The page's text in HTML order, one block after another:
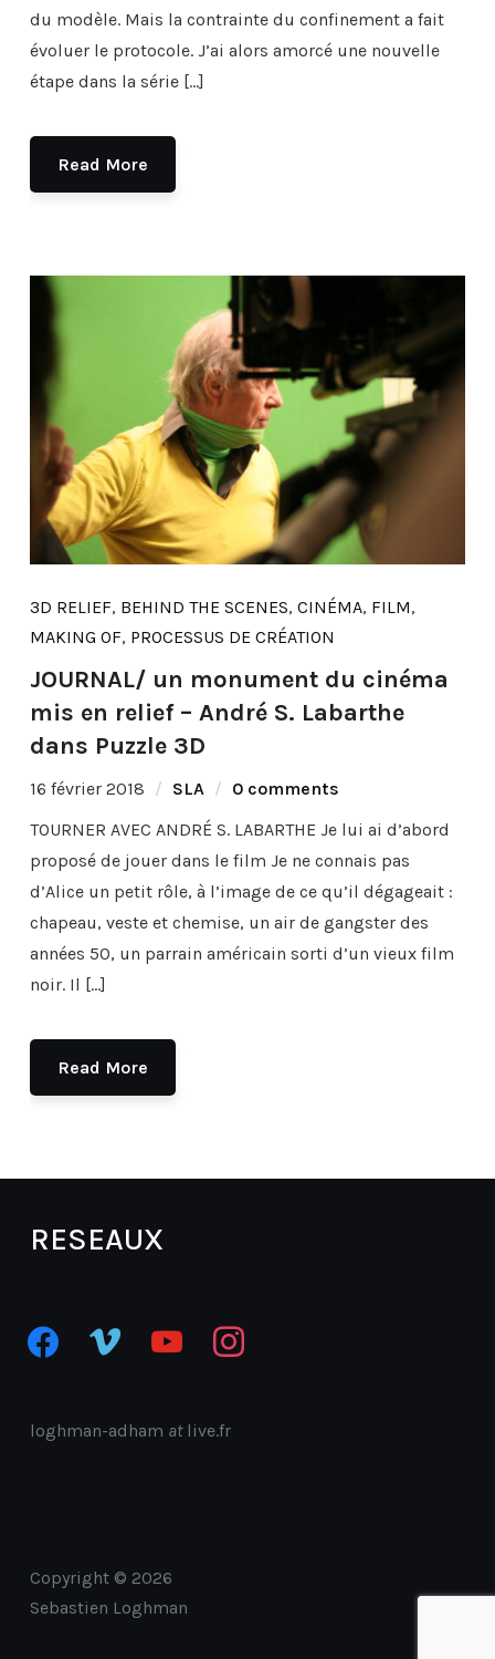
du modèle. Mais la contrainte du confinement a fait
évoluer le protocole. J’ai alors amorcé une nouvelle
étape dans la série […]
Read More
3D RELIEF, BEHIND THE SCENES, CINÉMA, FILM,
MAKING OF, PROCESSUS DE CRÉATION
JOURNAL/ un monument du cinéma
mis en relief – André S. Labarthe
dans Puzzle 3D
16 février 2018 SLA
0 comments
TOURNER AVEC ANDRÉ S. LABARTHE Je lui ai d’abord
proposé de jouer dans le film Je ne connais pas
d’Alice un petit rôle, à l’image de ce qu’il dégageait :
chapeau, veste et chemise, un air de gangster des
années 50, un parrain américain sorti d’un vieux film
noir. Il […]
Read More
RESEAUX
facebookvimeo youtube instagram
loghman-adham atlive.fr
Copyright © 2026
Sebastien Loghman